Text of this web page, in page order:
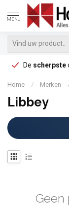
MENU
De scherpste
Home / Merken
Libbey
Geen